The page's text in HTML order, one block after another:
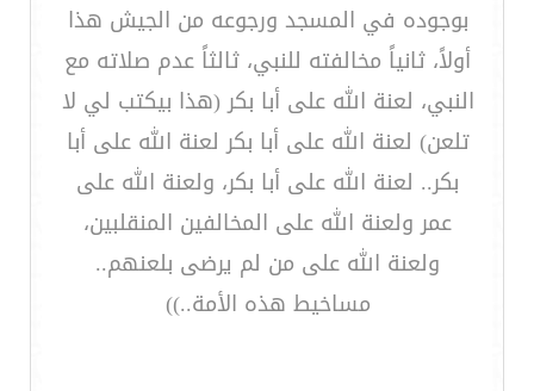
بوجوده في المسجد ورجوعه من الجيش هذا
أولاً، ثانياً مخالفته للنبي، ثالثاً عدم صلاته مع
النبي، لعنة الله على أبا بكر (هذا بيكتب لي لا
تلعن) لعنة الله على أبا بكر لعنة الله على أبا
بكر.. لعنة الله على أبا بكر، ولعنة الله على
عمر ولعنة الله على المخالفين المنقلبين،
ولعنة الله على من لم يرضى بلعنهم..
مساخيط هذه الأمة..))